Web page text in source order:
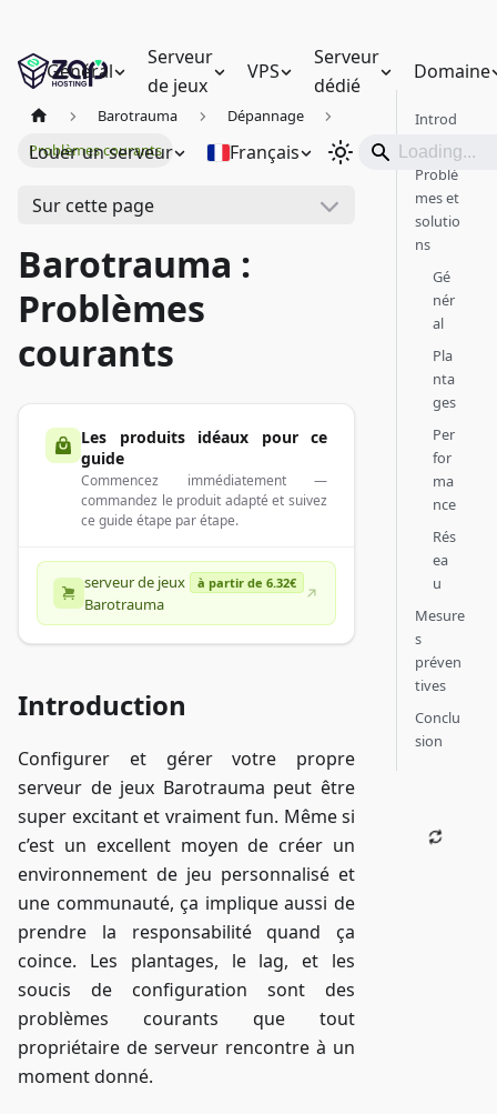
Général
Serveur
de jeux
VPS
Serveur
dédié
Domaine
Louer un serveur Français
Barotrauma
Dépannage
Problèmes courants
Sur cette page
Barotrauma :
Problèmes
courants
Les produits idéaux pour ce
guide
Commencez immédiatement —
commandez le produit adapté et suivez
ce guide étape par étape.
serveur de jeux
Barotrauma
à partir de 6.32€
Introduction
Configurer et gérer votre propre
serveur de jeux Barotrauma peut être
super excitant et vraiment fun. Même si
c’est un excellent moyen de créer un
environnement de jeu personnalisé et
une communauté, ça implique aussi de
prendre la responsabilité quand ça
coince. Les plantages, le lag, et les
soucis de configuration sont des
problèmes courants que tout
propriétaire de serveur rencontre à un
moment donné.
Introd
uction
Problè
mes et
solutio
ns
Gé
nér
al
Pla
nta
ges
Per
for
ma
nce
Rés
ea
u
Mesure
s
préven
tives
Conclu
sion